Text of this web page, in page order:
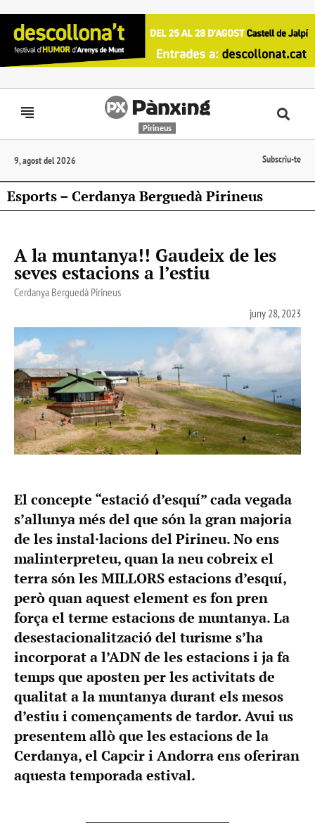
Pirineus
9, agost del 2026 Subscriu-te
Esports – Cerdanya Berguedà Pirineus
A la muntanya!! Gaudeix de les
seves estacions a l’estiu
Cerdanya Berguedà Pirineus
juny 28, 2023
El concepte “estació d’esquí” cada vegada
s’allunya més del que són la gran majoria
de les instal·lacions del Pirineu. No ens
malinterpreteu, quan la neu cobreix el
terra són les MILLORS estacions d’esquí,
però quan aquest element es fon pren
força el terme estacions de muntanya. La
desestacionalització del turisme s’ha
incorporat a l’ADN de les estacions i ja fa
temps que aposten per les activitats de
qualitat a la muntanya durant els mesos
d’estiu i començaments de tardor. Avui us
presentem allò que les estacions de la
Cerdanya, el Capcir i Andorra ens oferiran
aquesta temporada estival.